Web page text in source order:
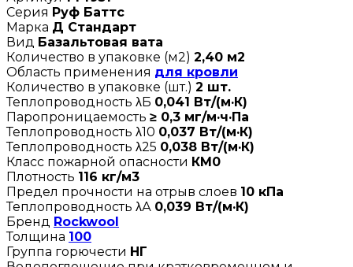
Серия Руф Баттс
Марка Д Стандарт
Вид Базальтовая вата
Количество в упаковке (м2) 2,40 м2
Область применения для кровли
Количество в упаковке (шт.) 2 шт.
Теплопроводность λБ 0,041 Вт/(м·К)
Паропроницаемость ≥ 0,3 мг/м·ч·Па
Теплопроводность λ10 0,037 Вт/(м·К)
Теплопроводность λ25 0,038 Вт/(м·К)
Класс пожарной опасности КМ0
Плотность 116 кг/м3
Предел прочности на отрыв слоев 10 кПа
Теплопроводность λА 0,039 Вт/(м·К)
Бренд Rockwool
Толщина 100
Группа горючести НГ